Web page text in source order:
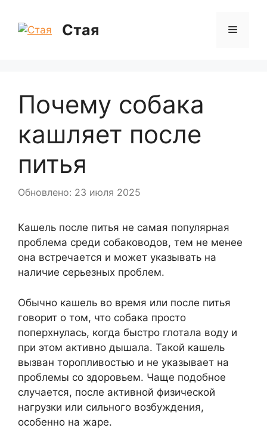
содержимомуСтая Меню
Почему собака
кашляет после
питья
Обновлено: 23 июля 2025
Кашель после питья не самая популярная
проблема среди собаководов, тем не менее
она встречается и может указывать на
наличие серьезных проблем.
Обычно кашель во время или после питья
говорит о том, что собака просто
поперхнулась, когда быстро глотала воду и
при этом активно дышала. Такой кашель
вызван торопливостью и не указывает на
проблемы со здоровьем. Чаще подобное
случается, после активной физической
нагрузки или сильного возбуждения,
особенно на жаре.